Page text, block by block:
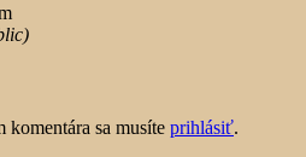
komentára sa musíte prihlásiť.